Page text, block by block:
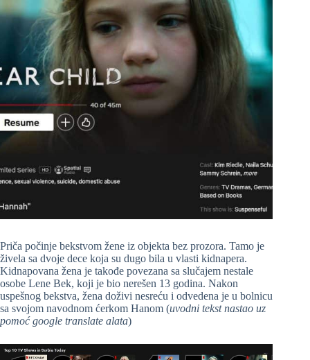
Priča počinje bekstvom žene iz objekta bez prozora. Tamo je
živela sa dvoje dece koja su dugo bila u vlasti kidnapera.
Kidnapovana žena je takođe povezana sa slučajem nestale
osobe Lene Bek, koji je bio nerešen 13 godina. Nakon
uspešnog bekstva, žena doživi nesreću i odvedena je u bolnicu
sa svojom navodnom ćerkom Hanom (uvodni tekst nastao uz
pomoć google translate alata)